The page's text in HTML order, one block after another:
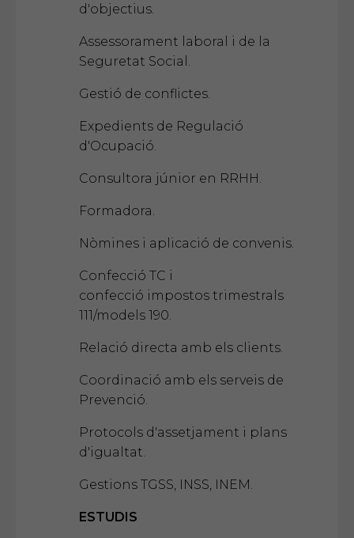
d'objectius.
Assessorament laboral i de la
Seguretat Social.
Gestió de conflictes.
Expedients de Regulació
d'Ocupació.
Consultora júnior en RRHH.
Formadora.
Nòmines i aplicació de convenis.
Confecció TC i
confecció impostos trimestrals
111/models 190.
Relació directa amb els clients.
Coordinació amb els serveis de
Prevenció.
Protocols d'assetjament i plans
d'igualtat.
Gestions TGSS, INSS, INEM.
ESTUDIS